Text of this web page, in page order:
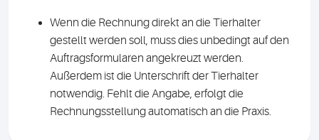
Wenn die Rechnung direkt an die Tierhalter
gestellt werden soll, muss dies unbedingt auf den
Auftragsformularen angekreuzt werden.
Außerdem ist die Unterschrift der Tierhalter
notwendig. Fehlt die Angabe, erfolgt die
Rechnungsstellung automatisch an die Praxis.